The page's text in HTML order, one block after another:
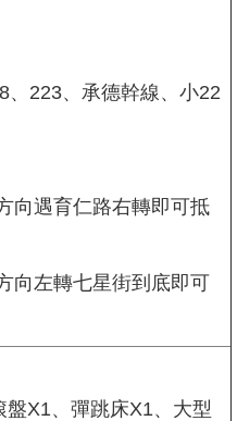
、223、承德幹線、小22
向遇育仁路右轉即可抵
向左轉七星街到底即可
盤X1、彈跳床X1、大型